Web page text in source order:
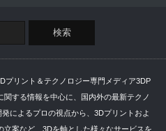
プリント＆テクノロジー専門メディア3DP
する情報を中心に、国内外の最新テクノ
によるプロの視点から、3Dプリントおよ
案など、3Dを軸とした様々なサービスを